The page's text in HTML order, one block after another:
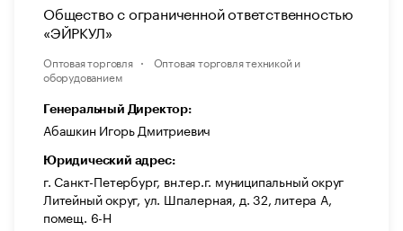
Общество с ограниченной ответственностью
«ЭЙРКУЛ»
Оптовая торговля
Оптовая торговля техникой и
оборудованием
Генеральный Директор:
Абашкин Игорь Дмитриевич
Юридический адрес:
г. Санкт-Петербург, вн.тер.г. муниципальный округ
Литейный округ, ул. Шпалерная, д. 32, литера А,
помещ. 6-Н